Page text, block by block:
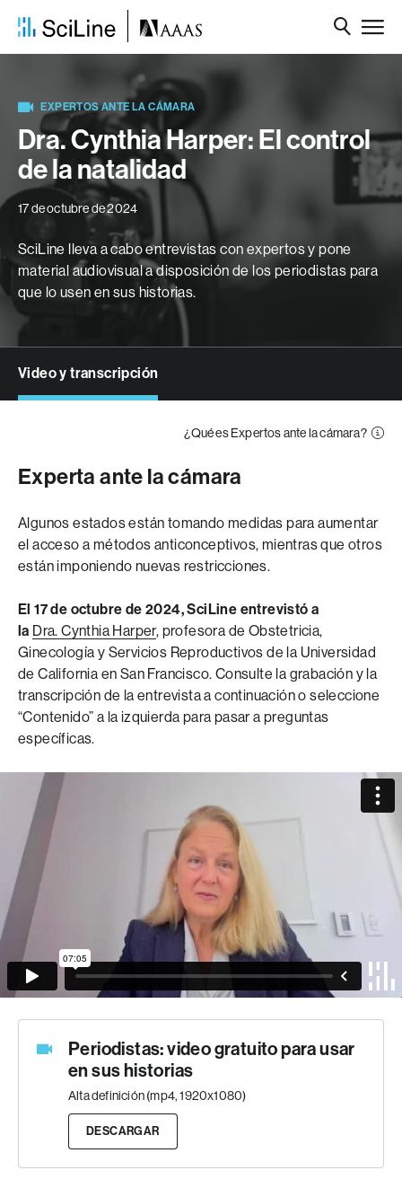
EXPERTOS ANTE LA CÁMARA
Dra. Cynthia Harper: El control
de la natalidad
17 de octubre de 2024
SciLine lleva a cabo entrevistas con expertos y pone
material audiovisual a disposición de los periodistas para
que lo usen en sus historias.
Video y transcripción
¿Qué es Expertos ante la cámara?
Experta ante la cámara
Algunos estados están tomando medidas para aumentar
el acceso a métodos anticonceptivos, mientras que otros
están imponiendo nuevas restricciones.
El 17 de octubre de 2024, SciLine entrevistó a
la Dra. Cynthia Harper, profesora de Obstetricia,
Ginecología y Servicios Reproductivos de la Universidad
de California en San Francisco. Consulte la grabación y la
transcripción de la entrevista a continuación o seleccione
“Contenido” a la izquierda para pasar a preguntas
específicas.
Periodistas: video gratuito para usar
en sus historias
Alta definición (mp4, 1920x1080)
DESCARGAR